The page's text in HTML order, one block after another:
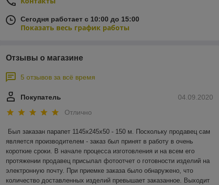
Сегодня работает с 10:00 до 15:00
Показать весь график работы
Отзывы о магазине
5 отзывов за всё время
04.09.2020
Покупатель
Отлично
Был заказан парапет 1145х245х50 - 150 м. Поскольку продавец сам
является производителем - заказ был принят в работу в очень
короткие сроки. В начале процесса изготовления и на всем его
протяжении продавец присылал фотоотчет о готовности изделий на
электронную почту. При приемке заказа было обнаружено, что
количество доставленных изделий превышает заказанное. Выходит